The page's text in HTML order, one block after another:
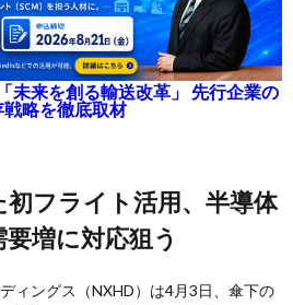
未来を創る輸送改革」 先行企業の
戦略を徹底取材
増に対応狙う
ィングス（NXHD）は4月3日、傘下の